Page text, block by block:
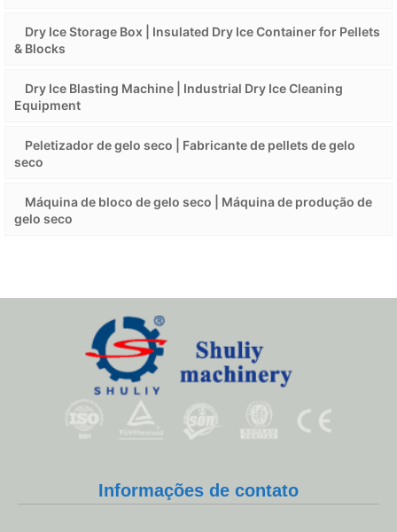
Dry Ice Storage Box | Insulated Dry Ice Container for Pellets
& Blocks
Dry Ice Blasting Machine | Industrial Dry Ice Cleaning
Equipment
Peletizador de gelo seco | Fabricante de pellets de gelo
seco
Máquina de bloco de gelo seco | Máquina de produção de
gelo seco
Informações de contato